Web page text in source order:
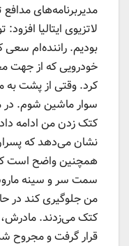
مدیربرنامه‌های
لاتزیوی ایتالیا
بودیم. راننده‌ام سعی
خودرویی که از جهت
کرد. وقتی از پشت
سوار ماشین شوم. در
کتک زدن من ادامه
نشان می‌دهد که پسران
همچنین واضح است
سمت سر و سینه
من جلوگیری کند در
کتک می‌زدند.
قرار گرفت و مجروح